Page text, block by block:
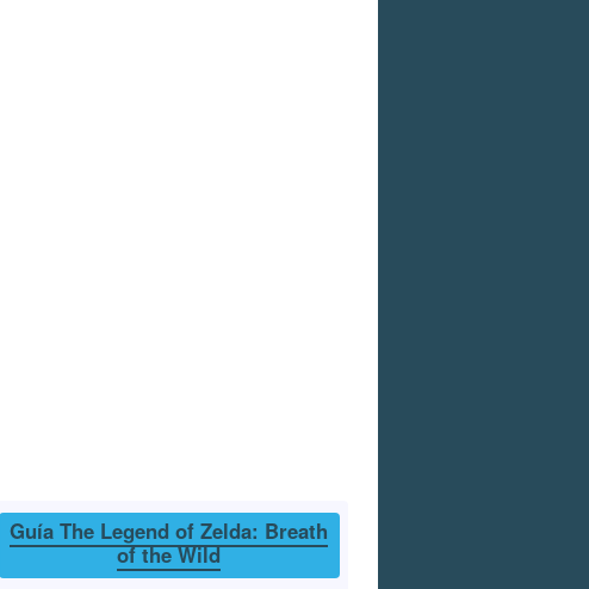
Guía The Legend of Zelda: Breath
of the Wild